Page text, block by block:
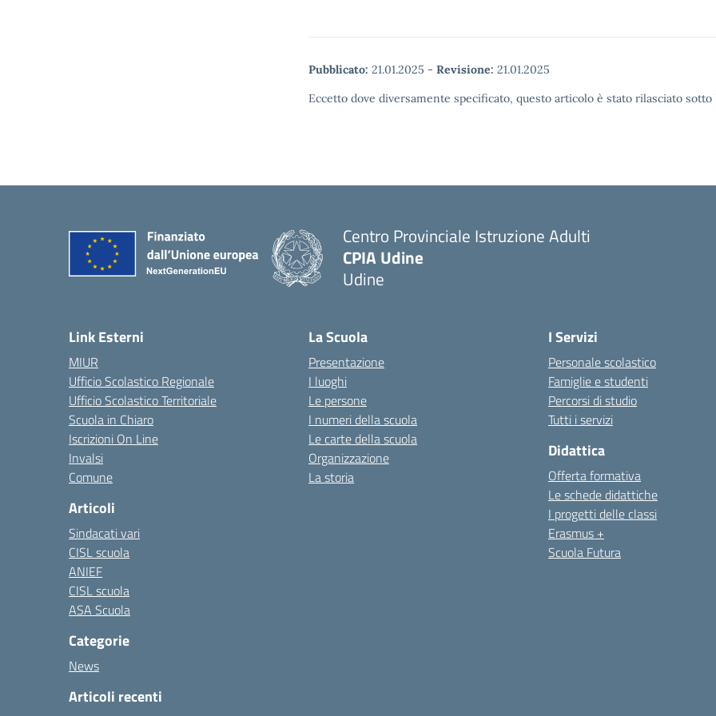
Pubblicato: 21.01.2025 - Revisione: 21.01.2025
Eccetto dove diversamente specificato, questo articolo è stato rilasciato
Centro Provinciale Istruzione Adulti
CPIA Udine
Udine
Link Esterni
MIUR
Ufficio Scolastico Regionale
Ufficio Scolastico Territoriale
Scuola in Chiaro
Iscrizioni On Line
Invalsi
Comune
Articoli
Sindacati vari
CISL scuola
ANIEF
CISL scuola
ASA Scuola
Categorie
News
Articoli recenti
La Scuola
Presentazione
I luoghi
Le persone
I numeri della scuola
Le carte della scuola
Organizzazione
La storia
I Servizi
Personale scolastico
Famiglie e studenti
Percorsi di studio
Tutti i servizi
Didattica
Offerta formativa
Le schede didattiche
I progetti delle classi
Erasmus +
Scuola Futura